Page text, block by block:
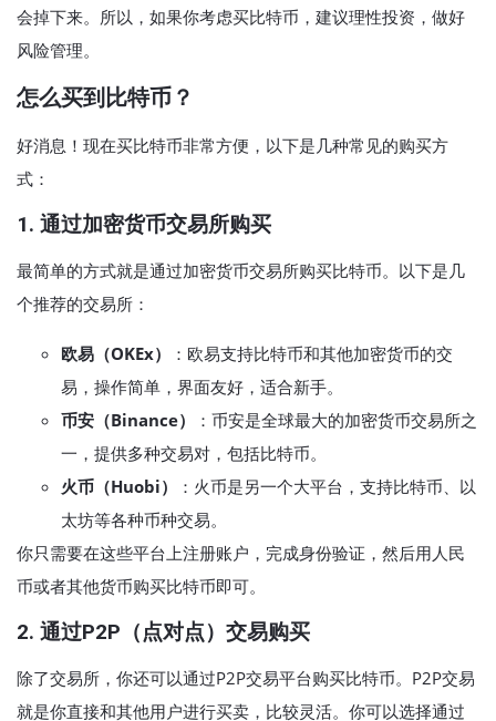
会掉下来。所以，如果你考虑买比特币，建议理性投资，做好
风险管理。
怎么买到比特币？
好消息！现在买比特币非常方便，以下是几种常见的购买方
式：
1. 通过加密货币交易所购买
最简单的方式就是通过加密货币交易所购买比特币。以下是几
个推荐的交易所：
欧易（OKEx）
：欧易支持比特币和其他加密货币的交
易，操作简单，界面友好，适合新手。
币安（Binance）
：币安是全球最大的加密货币交易所之
一，提供多种交易对，包括比特币。
火币（Huobi）
：火币是另一个大平台，支持比特币、以
太坊等各种币种交易。
你只需要在这些平台上注册账户，完成身份验证，然后用人民
币或者其他货币购买比特币即可。
2. 通过P2P（点对点）交易购买
除了交易所，你还可以通过P2P交易平台购买比特币。P2P交易
就是你直接和其他用户进行买卖，比较灵活。你可以选择通过